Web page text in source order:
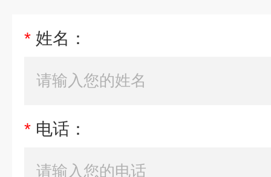
* 姓名：
* 电话：